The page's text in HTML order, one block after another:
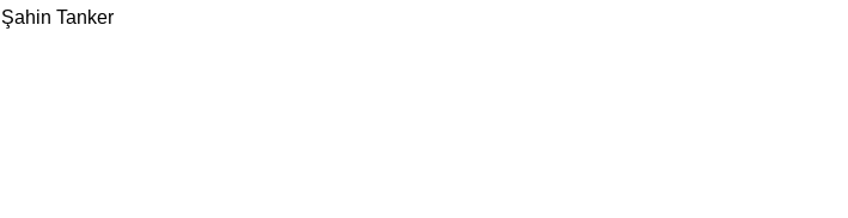
Şahin Tanker